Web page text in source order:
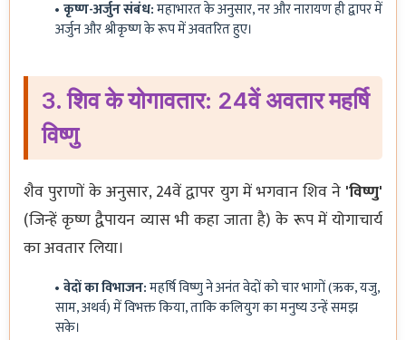
कृष्ण-अर्जुन संबंध:महाभारत के अनुसार, नर और नारायण ही द्वापर में
अर्जुन और श्रीकृष्ण के रूप में अवतरित हुए।
3. शिव के योगावतार: 24वें अवतार महर्षि
विष्णु
शैव पुराणों के अनुसार, 24वें द्वापर युग में भगवान शिव ने 'विष्णु'
(जिन्हें कृष्ण द्वैपायन व्यास भी कहा जाता है) के रूप में योगाचार्य
का अवतार लिया।
वेदों का विभाजन:महर्षि विष्णु ने अनंत वेदों को चार भागों (ऋक, यजु,
साम, अथर्व) में विभक्त किया, ताकि कलियुग का मनुष्य उन्हें समझ
सके।